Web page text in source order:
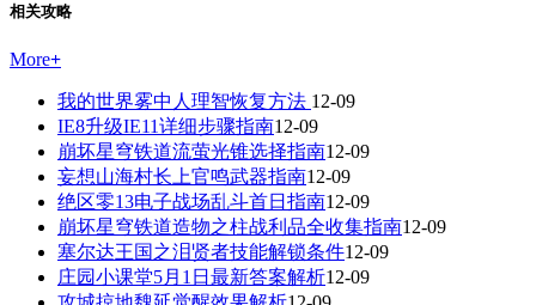
相关攻略
More+
我的世界雾中人理智恢复方法 12-09
IE8升级IE11详细步骤指南12-09
崩坏星穹铁道流萤光锥选择指南12-09
妄想山海村长上官鸣武器指南12-09
绝区零13电子战场乱斗首日指南12-09
崩坏星穹铁道造物之柱战利品全收集指南12-09
塞尔达王国之泪贤者技能解锁条件12-09
庄园小课堂5月1日最新答案解析12-09